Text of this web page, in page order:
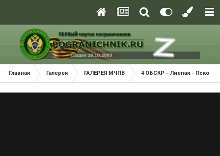
Главная Галерея ГАЛЕРЕЯ МЧПВ 4 ОБСКР - Лиепая - Псков